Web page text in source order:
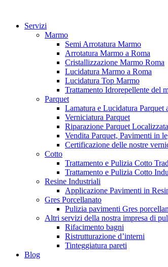
contenutoServizi
Marmo
Semi Arrotatura Marmo
Arrotatura Marmo a Roma
Cristallizzazione Marmo Roma
Lucidatura Marmo a Roma
Lucidatura Top Marmo
Trattamento Idrorepellente del
Parquet
Lamatura e Lucidatura Parquet
Verniciatura Parquet
Riparazione Parquet Localizzata
Vendita Parquet, Pavimenti in
Certificazione delle nostre
Cotto
Trattamento e Pulizia Cotto
Trattamento e Pulizia Cotto
Resine Industriali
Applicazione Pavimenti in
Gres Porcellanato
Pulizia pavimenti Gres
Altri servizi della nostra impresa di
Rifacimento bagni
Ristrutturazione d’interni
Tinteggiatura pareti
Blog